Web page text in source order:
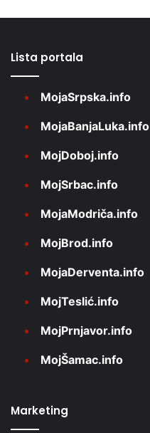
Lista portala
MojaSrpska.info
MojaBanjaLuka.info
MojDoboj.info
MojSrbac.info
MojaModriča.info
MojBrod.info
MojaDerventa.info
MojTeslić.info
MojPrnjavor.info
MojŠamac.info
Marketing